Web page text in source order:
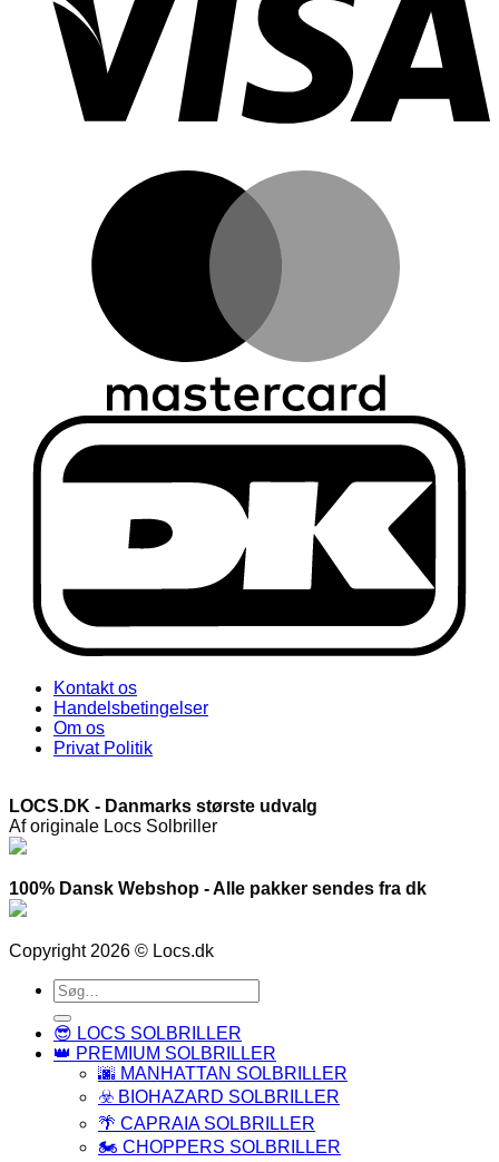
Kontakt os
Handelsbetingelser
Om os
Privat Politik
LOCS.DK - Danmarks største udvalg
Af originale Locs Solbriller
100% Dansk Webshop - Alle pakker sendes fra dk
Copyright 2026 © Locs.dk
Søg
efter:
😎 LOCS SOLBRILLER
👑 PREMIUM SOLBRILLER
🌆 MANHATTAN SOLBRILLER
☣️ BIOHAZARD SOLBRILLER
🌴 CAPRAIA SOLBRILLER
🏍️ CHOPPERS SOLBRILLER